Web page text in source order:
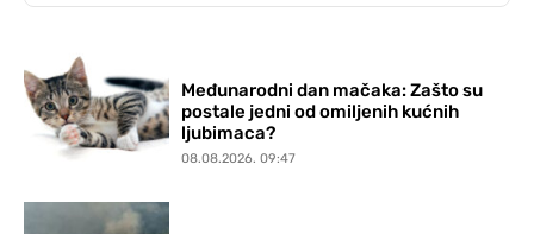
Međunarodni dan mačaka: Zašto su
postale jedni od omiljenih kućnih
ljubimaca?
08.08.2026. 09:47